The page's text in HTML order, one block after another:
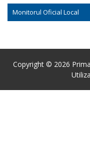
Monitorul Oficial Local
Copyright © 2026